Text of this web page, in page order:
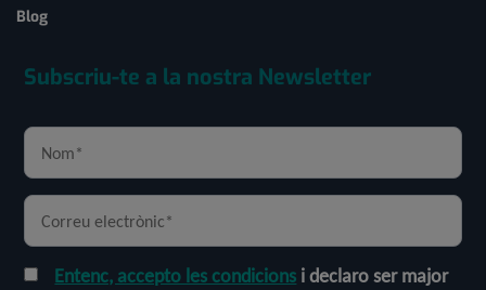
Blog
Subscriu-te a la nostra Newsletter
Entenc, accepto les condicions i declaro ser major